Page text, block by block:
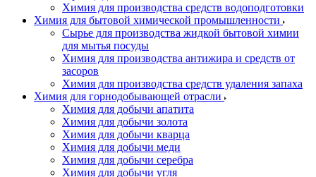
Химия для производства средств водоподготовки
Химия для бытовой химической промышленности
Сырье для производства жидкой бытовой химии
для мытья посуды
Химия для производства антижира и средств от
засоров
Химия для производства средств удаления запаха
Химия для горнодобывающей отрасли
Химия для добычи апатита
Химия для добычи золота
Химия для добычи кварца
Химия для добычи меди
Химия для добычи серебра
Химия для добычи угля